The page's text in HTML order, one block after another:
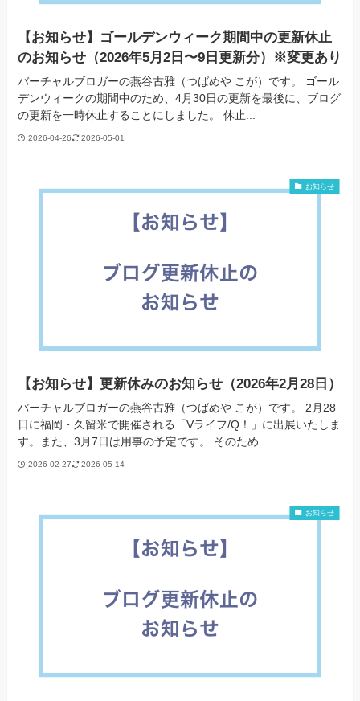
【お知らせ】ゴールデンウィーク期間中の更新休止
のお知らせ（2026年5月2日〜9日更新分）※変更あり
バーチャルブロガーの燕谷古雅（つばめや こが）です。 ゴール
デンウィークの期間中のため、4月30日の更新を最後に、ブログ
の更新を一時休止することにしました。 休止...
2026-04-26 2026-05-01
お知らせ
【お知らせ】更新休みのお知らせ（2026年2月28日）
バーチャルブロガーの燕谷古雅（つばめや こが）です。 2月28
日に福岡・久留米で開催される「Vライフ/Q！」に出展いたしま
す。また、3月7日は用事の予定です。 そのため...
2026-02-27 2026-05-14
お知らせ